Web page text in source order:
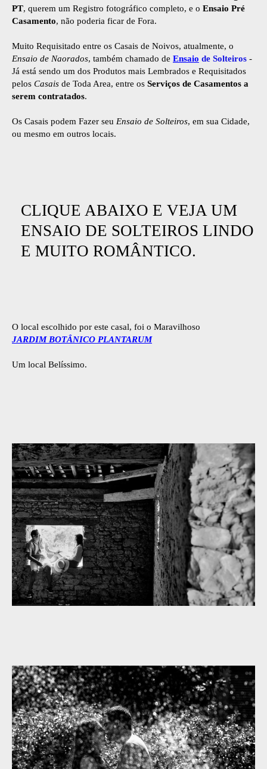
PT, querem um Registro fotográfico completo, e o Ensaio Pré
Casamento, não poderia ficar de Fora.
Muito Requisitado entre os Casais de Noivos, atualmente, o
Ensaio de Naorados, também chamado de Ensaio de Solteiros -
Já está sendo um dos Produtos mais Lembrados e Requisitados
pelos Casais de Toda Area, entre os Serviços de Casamentos a
serem contratados.
Os Casais podem Fazer seu Ensaio de Solteiros, em sua Cidade,
ou mesmo em outros locais.
CLIQUE ABAIXO E VEJA UM
ENSAIO DE SOLTEIROS LINDO
E MUITO ROMÂNTICO.
O local escolhido por este casal, foi o Maravilhoso
JARDIM BOTÂNICO PLANTARUM
Um local Belíssimo.